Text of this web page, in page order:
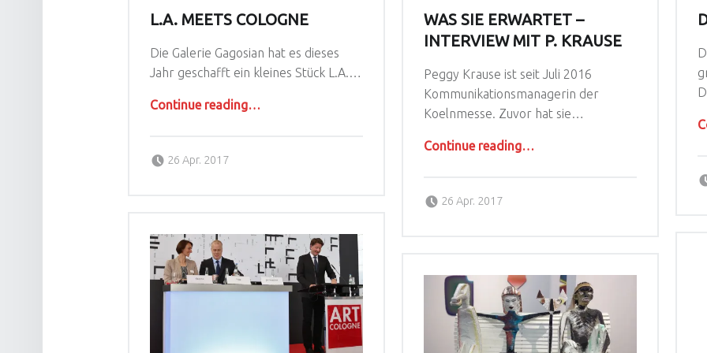
L.A. MEETS COLOGNE
Die Galerie Gagosian hat es dieses
Jahr geschafft ein kleines Stück L.A.…
Continue reading…
26 Apr. 2017
WAS SIE ERWARTET –
INTERVIEW MIT P. KRAUSE
Peggy Krause ist seit Juli 2016
Kommunikationsmanagerin der
Koelnmesse. Zuvor hat sie…
Continue reading“WAS SIE ERWARTET – INTERVIEW MIT P. KRAUSE”
…
26 Apr. 2017